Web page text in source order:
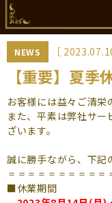
料金・サービス
お知らせ
NEWS
コラム
Busico.通信
NEWS ［
【重要】夏
お客様には益々ご清栄
また、平素は弊社サ
ざいます。
誠に勝手ながら、下記
＝＝＝＝＝＝＝＝＝
■休業期間